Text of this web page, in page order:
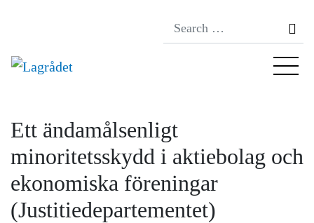
Ett ändamålsenligt
minoritetsskydd i aktiebolag och
ekonomiska föreningar
(Justitiedepartementet)